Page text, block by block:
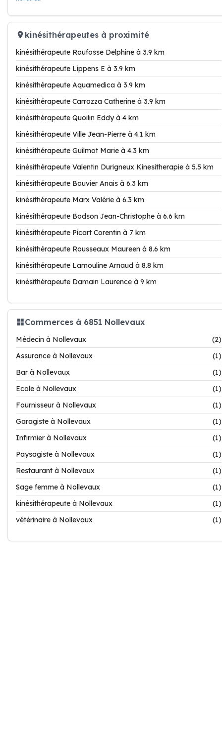
kinésithérapeutes à proximité
kinésithérapeute Roufosse Delphine à 3.9 km
kinésithérapeute Lippens E à 3.9 km
kinésithérapeute Aquamedica à 3.9 km
kinésithérapeute Carrozza Catherine à 3.9 km
kinésithérapeute Quoilin Eddy à 4 km
kinésithérapeute Ville Jean-Pierre à 4.1 km
kinésithérapeute Guilmot Marie à 4.3 km
kinésithérapeute Valentin Durigneux Kinesitherapie à 5.5 km
kinésithérapeute Bouvier Anais à 6.3 km
kinésithérapeute Marx Valérie à 6.3 km
kinésithérapeute Bodson Jean-Christophe à 6.6 km
kinésithérapeute Picart Corentin à 7 km
kinésithérapeute Rousseaux Maureen à 8.6 km
kinésithérapeute Lamouline Arnaud à 8.8 km
kinésithérapeute Damain Laurence à 9 km
Commerces à 6851 Nollevaux
Médecin à Nollevaux
(2)
Assurance à Nollevaux
(1)
Bar à Nollevaux
(1)
Ecole à Nollevaux
(1)
Fournisseur à Nollevaux
(1)
Garagiste à Nollevaux
(1)
Infirmier à Nollevaux
(1)
Paysagiste à Nollevaux
(1)
Restaurant à Nollevaux
(1)
Sage femme à Nollevaux
(1)
kinésithérapeute à Nollevaux
(1)
vétérinaire à Nollevaux
(1)